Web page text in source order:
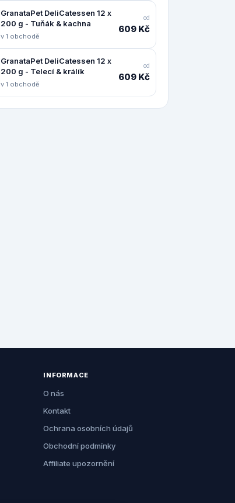
GranataPet DeliCatessen 12 x
200 g - Tuňák & kachna
v 1 obchodě
od
609 Kč
GranataPet DeliCatessen 12 x
200 g - Telecí & králík
v 1 obchodě
od
609 Kč
INFORMACE
O nás
Kontakt
Ochrana osobních údajů
Obchodní podmínky
Affiliate upozornění